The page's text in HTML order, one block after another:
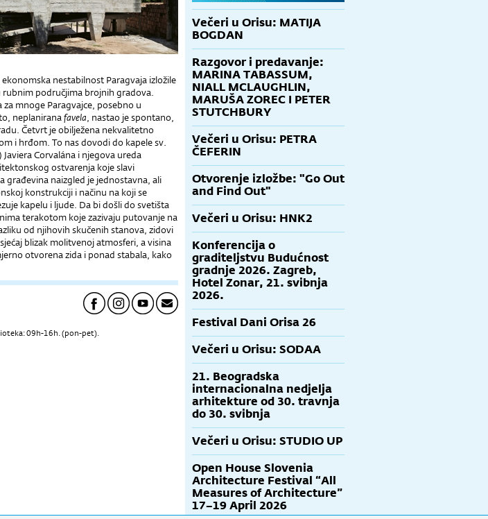
nestabilnost Paragvaja izložile
područjima brojnih gradova.
mnoge Paragvajce, posebno u
neplaniranafavela, nastao je spontano,
Četvrt je obilježena nekvalitetno
i hrđom. To nas dovodi do kapele sv.
Corvalána i njegova ureda
ostvarenja koje slavi
građevina naizgled je jednostavna, ali
konstrukciji i načinu na koji se
kapelu i ljude. Da bi došli do svetišta
terakotom koje zazivaju putovanje na
od njihovih skučenih stanova, zidovi
blizak molitvenoj atmosferi, a visina
otvorena zida i ponad stabala, kako
09h-16h. (pon-pet).
Večeri u Orisu: MATIJA
BOGDAN
Razgovor i predavanje:
MARINA TABASSUM,
NIALL MCLAUGHLIN,
MARUŠA ZOREC I PETER
STUTCHBURY
Večeri u Orisu: PETRA
ČEFERIN
Otvorenje izložbe: "Go Out
and Find Out"
Večeri u Orisu: HNK2
Konferencija o
graditeljstvu Budućnost
gradnje 2026. Zagreb,
Hotel Zonar, 21. svibnja
2026.
Festival Dani Orisa 26
Večeri u Orisu: SODAA
21. Beogradska
internacionalna nedjelja
arhitekture od 30. travnja
do 30. svibnja
Večeri u Orisu: STUDIO UP
Open House Slovenia
Architecture Festival “All
Measures of Architecture”
17–19 April 2026